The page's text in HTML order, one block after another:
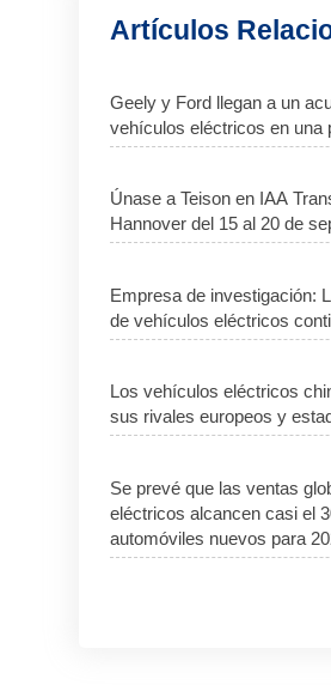
Artículos
Geely y Ford llegan a un
vehículos eléctricos en una
Únase a Teison en IAA
Hannover del 15 al 20 de
Empresa de investigación:
de vehículos eléctricos
Los vehículos eléctricos
sus rivales europeos y
Se prevé que las ventas
eléctricos alcancen casi el
automóviles nuevos para